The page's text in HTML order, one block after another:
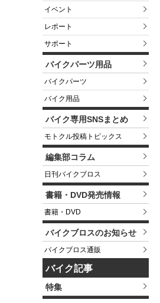
イベント
レポート
サポート
バイクパーツ用品
バイクパーツ
バイク用品
バイク専用SNSまとめ
モトクル投稿トピックス
編集部コラム
日刊バイクブロス
書籍・DVD発売情報
書籍・DVD
バイクブロスのお知らせ
バイクブロス通販
バイク記事
特集